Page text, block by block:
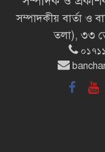
সম্পাদকীয় বার্তা ও
তলা), ৩৩